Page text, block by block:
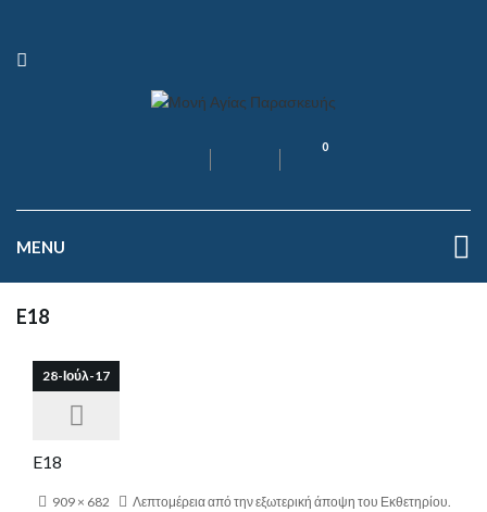
0
MENU
E18
28-Ιούλ-17
E18
909 × 682 Λεπτομέρεια από την εξωτερική άποψη του Εκθετηρίου.